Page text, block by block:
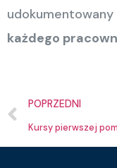
udokumentowany
każdego
POPRZEDNI
Kursy pierwszej